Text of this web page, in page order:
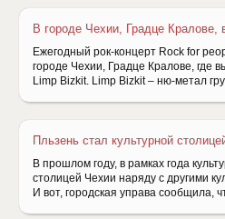
В городе Чехии, Градце Кралове,
Ежегодный рок-концерт Rock for
городе Чехии, Градце Кралове, где
Limp Bizkit. Limp Bizkit – ню-метал
Пльзень стал культурной
В прошлом году, в рамках года
столицей Чехии наряду с другими
И вот, городская управа сообщила,